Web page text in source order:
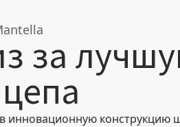
за
инновационную конструкцию